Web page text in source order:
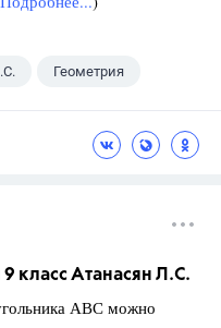
Геометрия
класс Атанасян Л.С.
АВС можно